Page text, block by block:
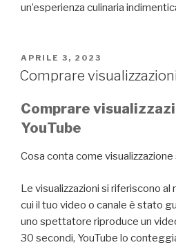
un’esperienza culinaria
PUBBLICATO
IL
APRILE 3, 2023
Comprare
Comprare
YouTube
Cosa conta come visualizzazione
Le visualizzazioni si riferiscono
cui il tuo video o canale è stato
uno spettatore riproduce un
30 secondi, YouTube lo